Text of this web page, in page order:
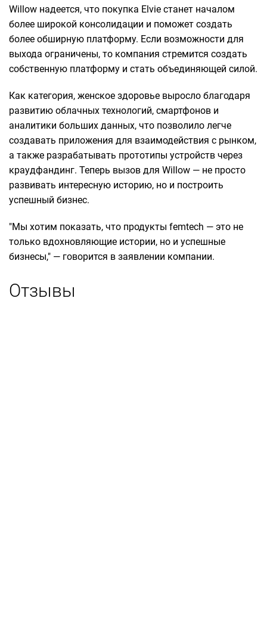
Willow надеется, что покупка Elvie станет началом
более широкой консолидации и поможет создать
более обширную платформу. Если возможности для
выхода ограничены, то компания стремится создать
собственную платформу и стать объединяющей силой.
Как категория, женское здоровье выросло благодаря
развитию облачных технологий, смартфонов и
аналитики больших данных, что позволило легче
создавать приложения для взаимодействия с рынком,
а также разрабатывать прототипы устройств через
краудфандинг. Теперь вызов для Willow — не просто
развивать интересную историю, но и построить
успешный бизнес.
"Мы хотим показать, что продукты femtech — это не
только вдохновляющие истории, но и успешные
бизнесы," — говорится в заявлении компании.
Отзывы